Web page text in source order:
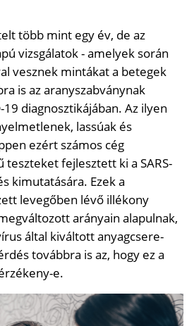
több mint egy év, de az
vizsgálatok - amelyek során
vesznek mintákat a betegek
is az aranyszabványnak
diagnosztikájában. Az ilyen
lassúak és
ezért számos cég
teszteket fejlesztett ki a SARS-
kimutatására. Ezek a
levegőben lévő illékony
arányain alapulnak,
által kiváltott anyagcsere-
továbbra is az, hogy ez a
e.